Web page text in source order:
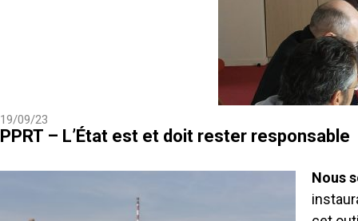
19/09/23
PPRT – L’État est et doit rester responsable
Nous